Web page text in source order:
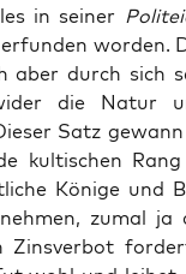
in sei­ner
wor­den.
aber durch sich
die Natur
Satz
kul­ti­schen
Köni­ge und
zumal ja
Zins­ver­bot